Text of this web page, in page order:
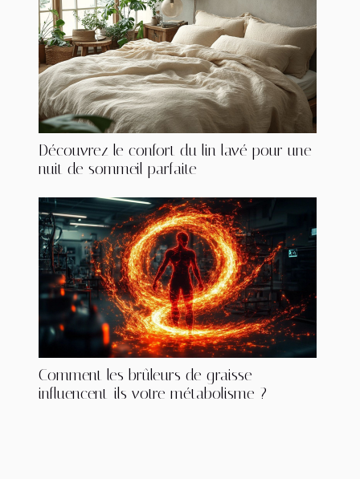
Découvrez le confort du lin lavé pour une
nuit de sommeil parfaite
Comment les brûleurs de graisse
influencent-ils votre métabolisme ?